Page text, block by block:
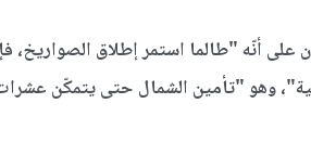
على أنّه "طالما استمر إطلاق الصواريخ،
وهو "تأمين الشمال حتى يتمكّن عشرات